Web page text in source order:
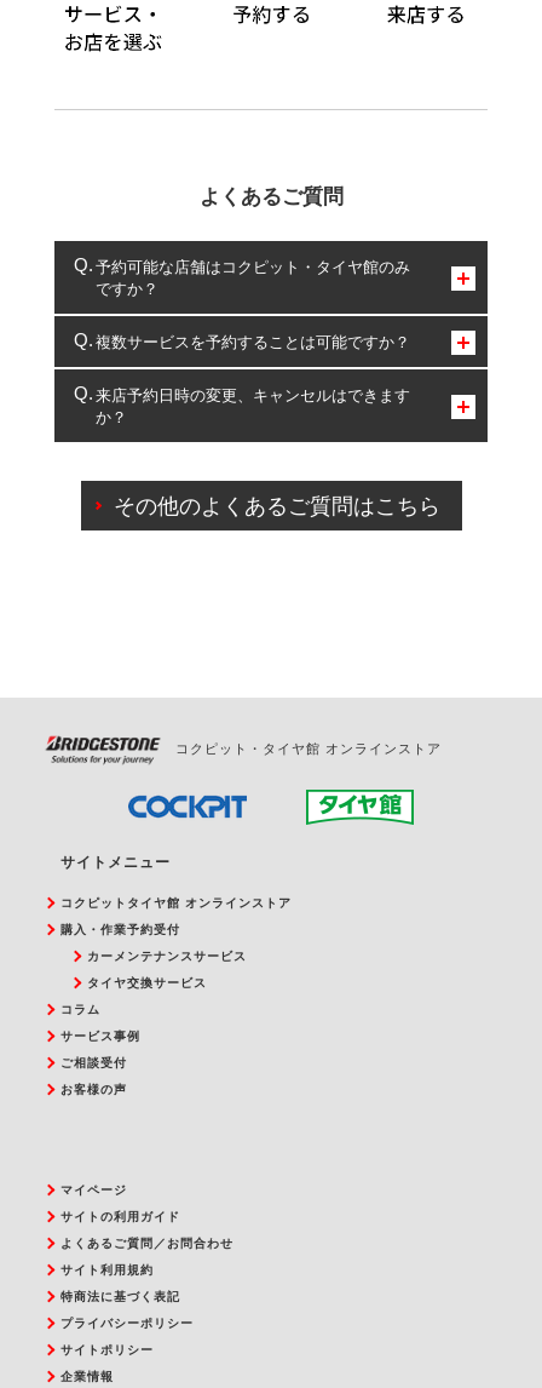
よくあるご質問
予約可能な店舗はコクピット・タイヤ館のみ
ですか？
コクピット・タイヤ館のみとなります。
複数サービスを予約することは可能ですか？
複数サービスのご予約は可能です。
一部の商品・サービスの組み合わせに限り、同時にご予約が
出来ないものもございます。
来店予約日時の変更、キャンセルはできます
か？
ご来店予約日の3営業日前を過ぎている場合のご予約
の日時変更につきましては、直接ご予約の店舗まで
その他のよくあるご質問はこちら
コクピット・タイヤ館 オンラインストア
サイトメニュー
コクピットタイヤ館 オンラインストア
購入・作業予約受付
カーメンテナンスサービス
タイヤ交換サービス
コラム
サービス事例
ご相談受付
お客様の声
マイページ
サイトの利用ガイド
よくあるご質問／お問合わせ
サイト利用規約
特商法に基づく表記
プライバシーポリシー
サイトポリシー
企業情報